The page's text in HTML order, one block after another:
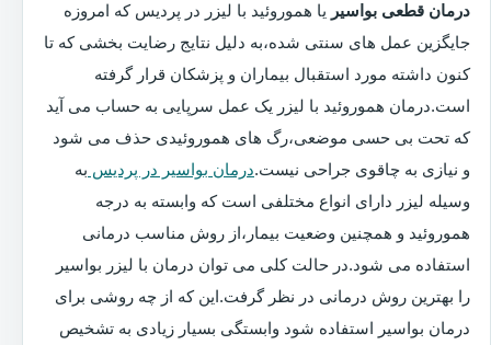
درمان قطعی بواسیر یا هموروئید با لیزر در پردیس که امروزه
جایگزین عمل های سنتی شده،به دلیل نتایج رضایت بخشی که تا
کنون داشته مورد استقبال بیماران و پزشکان قرار گرفته
است.درمان هموروئید با لیزر یک عمل سرپایی به حساب می آید
که تحت بی حسی موضعی،رگ های هموروئیدی حذف می شود
و نیازی به چاقوی جراحی نیست.درمان بواسیر در پردیس به
وسیله لیزر دارای انواع مختلفی است که وابسته به درجه
هموروئید و همچنین وضعیت بیمار،از روش مناسب درمانی
استفاده می شود.در حالت کلی می توان درمان با لیزر بواسیر
را بهترین روش درمانی در نظر گرفت.این که از چه روشی برای
درمان بواسیر استفاده شود وابستگی بسیار زیادی به تشخیص